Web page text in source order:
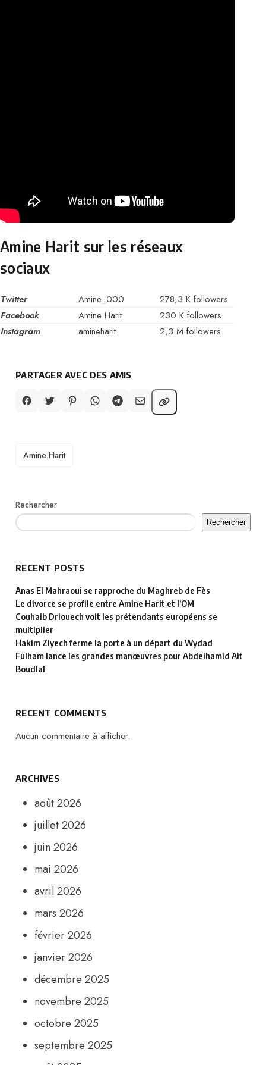
Amine Harit sur les réseaux
sociaux
Twitter Amine_000
278,3 K followers
Facebook
Amine Harit
230 K followers
Instagram
amineharit 2,3 M followers
PARTAGER AVEC DES AMIS
TAGS
Amine Harit
Rechercher
Rechercher
RECENT POSTS
Anas El Mahraoui se rapproche du Maghreb de Fès
Le divorce se profile entre Amine Harit et l’OM
Couhaib Driouech voit les prétendants européens se
multiplier
Hakim Ziyech ferme la porte à un départ du Wydad
Fulham lance les grandes manœuvres pour Abdelhamid Ait
Boudlal
RECENT COMMENTS
Aucun commentaire à afficher.
ARCHIVES
août 2026
juillet 2026
juin 2026
mai 2026
avril 2026
mars 2026
février 2026
janvier 2026
décembre 2025
novembre 2025
octobre 2025
septembre 2025